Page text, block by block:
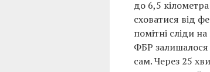
до 6,5
сховатися від
помітні сліди
ФБР залишалося
сам. Через 25